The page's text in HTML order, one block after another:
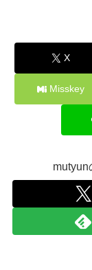
メディア「
最大1440p動
グランって
【艦これ】
【悲報】風
【警告】社
容にいいん
【画像】コ
【衝撃】ク
X
Misskey
mutyun